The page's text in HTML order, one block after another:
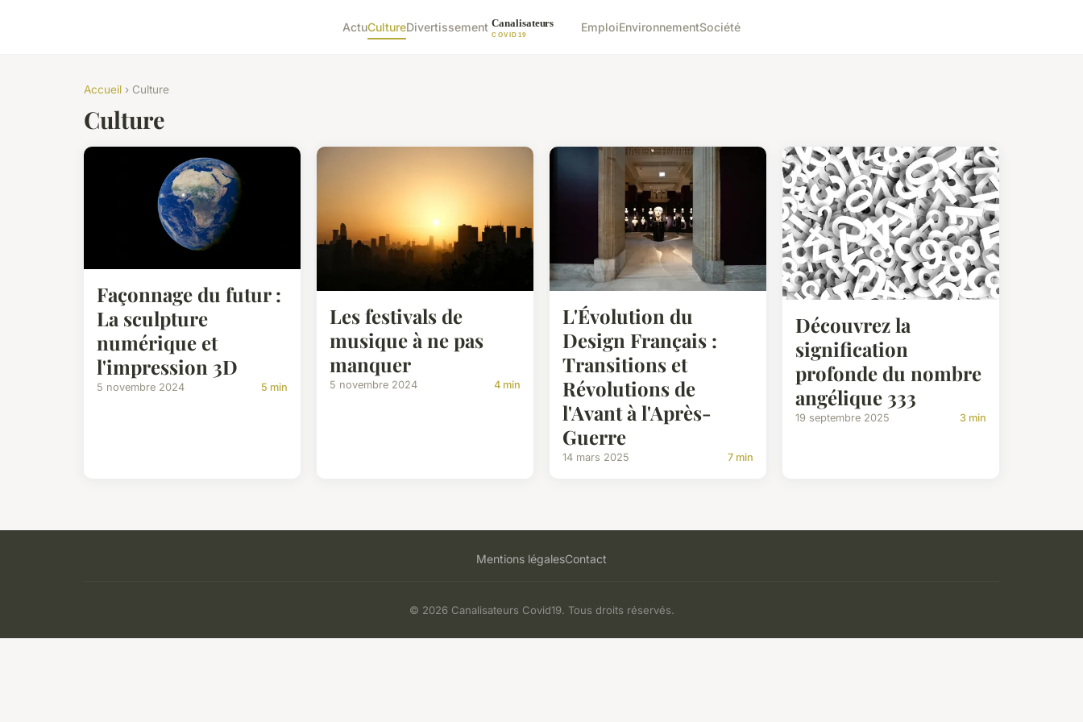
ActuCultureDivertissement EmploiEnvironnementSociété
Accueil › Culture
Culture
Façonnage du futur :
La sculpture
numérique et
l'impression 3D
5 novembre 2024 5 min
Les festivals de
musique à ne pas
manquer
5 novembre 2024 4 min
L'Évolution du
Design Français :
Transitions et
Révolutions de
l'Avant à l'Après-
Guerre
14 mars 2025 7 min
Découvrez la
signification
profonde du nombre
angélique 333
19 septembre 2025 3 min
Mentions légalesContact
© 2026 Canalisateurs Covid19. Tous droits réservés.